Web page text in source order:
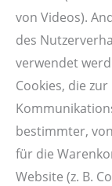
von Videos).
des
verwendet
Cookies, die
bestimmter,
für die
Website (z. B.